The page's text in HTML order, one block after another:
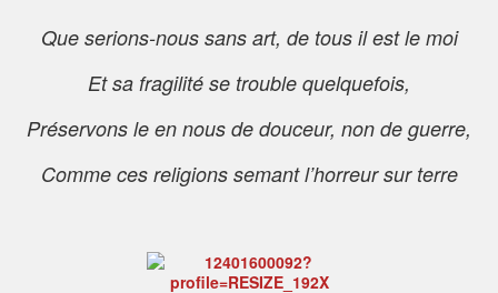
Que serions-nous sans art, de tous il est le moi
Et sa fragilité se trouble quelquefois,
Préservons le en nous de douceur, non de guerre,
Comme ces religions semant l’horreur sur terre